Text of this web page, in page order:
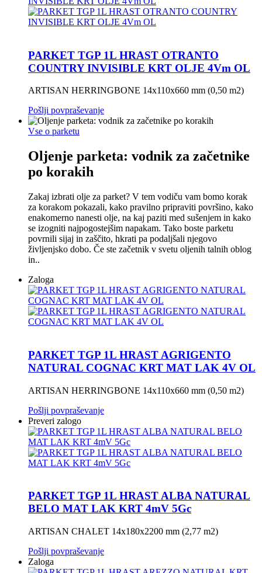
PARKET TGP 1L HRAST OTRANTO
COUNTRY INVISIBLE KRT OLJE 4Vm OL
ARTISAN HERRINGBONE 14x110x660 mm (0,50 m2)
Pošlji povpraševanje
Vse o parketu
Oljenje parketa: vodnik za začetnike
po korakih
Zakaj izbrati olje za parket? V tem vodiču vam bomo korak
za korakom pokazali, kako pravilno pripraviti površino, kako
enakomerno nanesti olje, na kaj paziti med sušenjem in kako
se izogniti najpogostejšim napakam. Tako boste parketu
povrnili sijaj in zaščito, hkrati pa podaljšali njegovo
življenjsko dobo. Če ste začetnik v svetu oljenih talnih oblog
in..
Zaloga
PARKET TGP 1L HRAST AGRIGENTO
NATURAL COGNAC KRT MAT LAK 4V OL
ARTISAN HERRINGBONE 14x110x660 mm (0,50 m2)
Pošlji povpraševanje
Preveri zalogo
PARKET TGP 1L HRAST ALBA NATURAL
BELO MAT LAK KRT 4mV 5Gc
ARTISAN CHALET 14x180x2200 mm (2,77 m2)
Pošlji povpraševanje
Zaloga